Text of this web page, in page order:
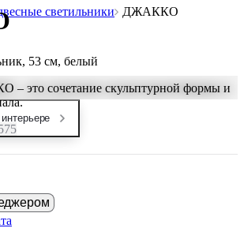
светильники ДЖАККО
53 см, белый
это сочетание скульптурной формы и